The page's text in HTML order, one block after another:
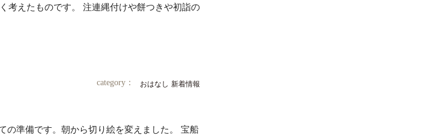
考えたものです。 注連縄付けや餅つきや初詣の
おはなし 新着情報
category：
の準備です。朝から切り絵を変えました。 宝船